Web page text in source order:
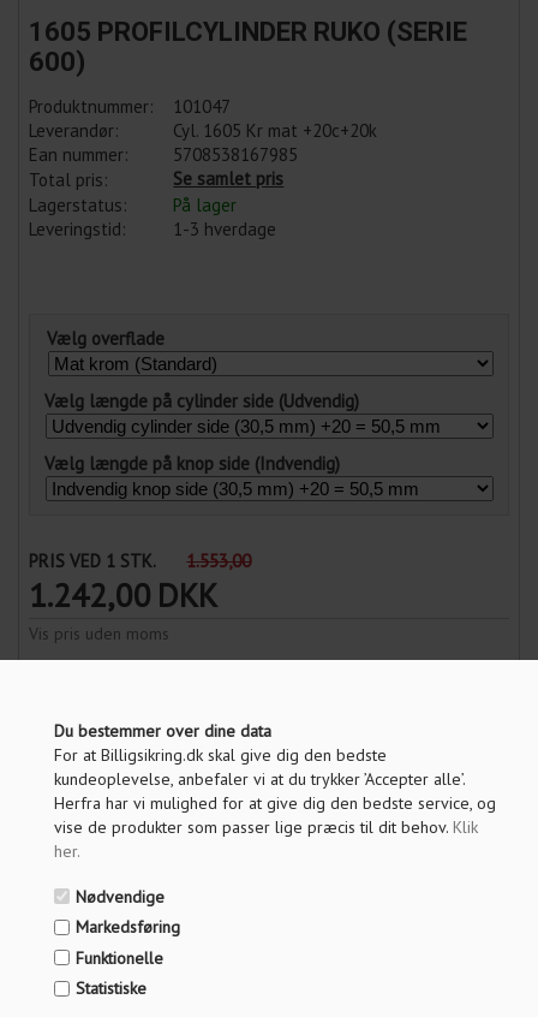
Du bestemmer over dine data
For at Billigsikring.dk skal give dig den bedste
kundeoplevelse, anbefaler vi at du trykker ’Accepter alle’.
Herfra har vi mulighed for at give dig den bedste service, og
vise de produkter som passer lige præcis til dit behov. Klik
her.
Nødvendige
Markedsføring
Funktionelle
Statistiske
1605 PROFILCYLINDER RUKO (SERIE
600)
Produktnummer:
101047
Leverandør:
Cyl. 1605 Kr mat +20c+20k
Ean nummer:
5708538167985
Total pris:
Se samlet pris
Lagerstatus:
På lager
Leveringstid:
1-3 hverdage
Vælg overflade
Vælg længde på cylinder side (Udvendig)
Vælg længde på knop side (Indvendig)
PRIS VED 1 STK. 1.553,00
1.242,00 DKK
Vis pris uden moms
ANTAL
LÆG I KURV
OM PRODUKTET
SPECIFIKATIONER
SPØRG OS